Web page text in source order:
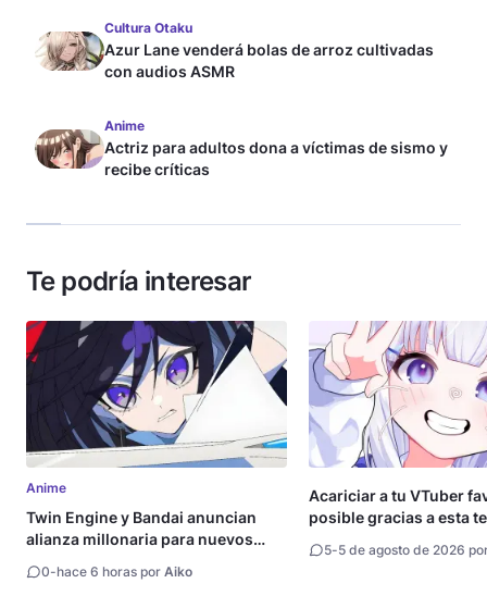
Cultura Otaku
Azur Lane venderá bolas de arroz cultivadas
con audios ASMR
Anime
Actriz para adultos dona a víctimas de sismo y
recibe críticas
Te podría interesar
Anime
Twin Engine y Bandai anuncian
alianza millonaria para nuevos
0-hace 6 horas por Aiko
Acariciar a tu VTuber
posible gracias a esta
5-5 de agosto de 2026